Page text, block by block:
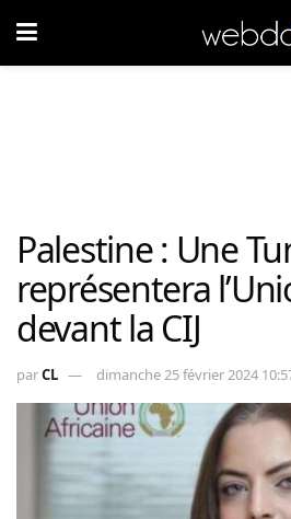
Palestine : Une
représentera
devant la CIJ
parCL dimanche 25 février 2024